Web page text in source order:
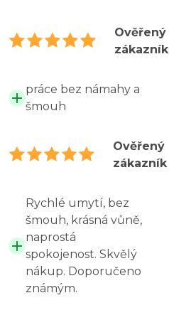
Ověřený
zákazník
práce bez námahy a
šmouh
Ověřený
zákazník
Rychlé umytí, bez
šmouh, krásná vůně,
naprostá
spokojenost. Skvělý
nákup. Doporučeno
známým.